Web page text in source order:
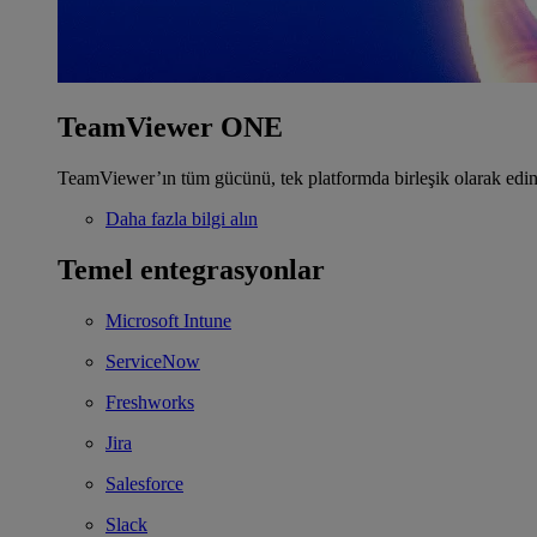
TeamViewer ONE
TeamViewer’ın tüm gücünü, tek platformda birleşik olarak
Daha fazla bilgi alın
Temel entegrasyonlar
Microsoft Intune
ServiceNow
Freshworks
Jira
Salesforce
Slack